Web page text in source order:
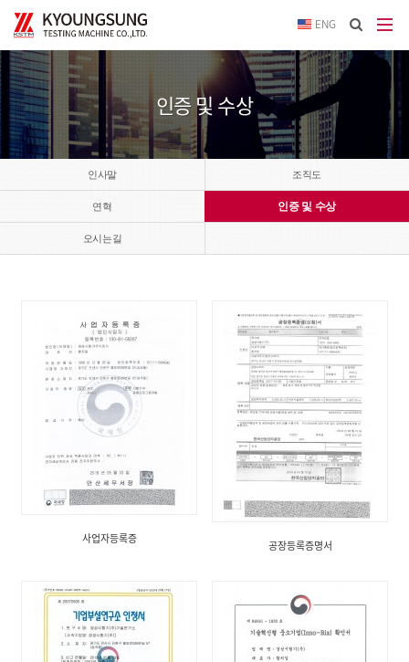
ENG
입력
답변
등록
답변
이메
전송
인증 및 수상
인사말 조직도
연혁 인증 및 수상
오시는길
사업자등록증 공장등록증명서